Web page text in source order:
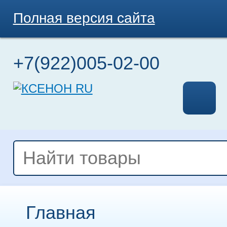
Полная версия сайта
+7(922)005-02-00
Главная